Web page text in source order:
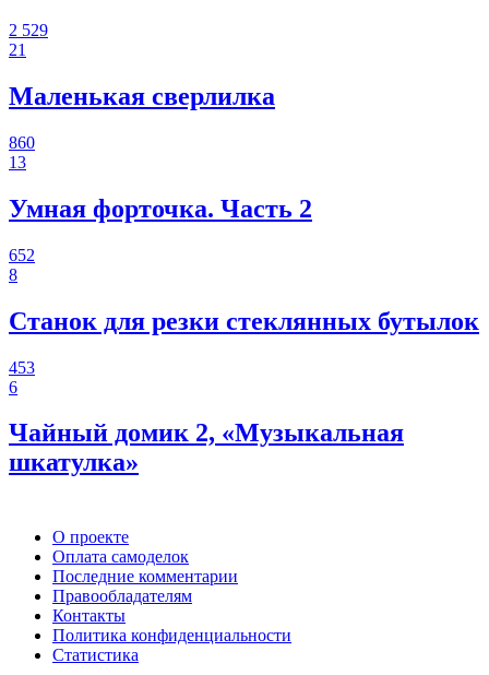
2 529
21
Маленькая сверлилка
860
13
Умная форточка. Часть 2
652
8
Станок для резки стеклянных бутылок
453
6
Чайный домик 2, «Музыкальная
шкатулка»
О проекте
Оплата самоделок
Последние комментарии
Правообладателям
Контакты
Политика конфиденциальности
Статистика